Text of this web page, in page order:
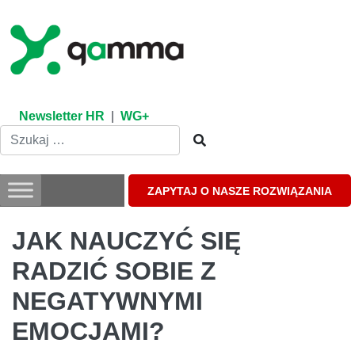
content
Newsletter HR WG+
ZAPYTAJ O NASZE ROZWIĄZANIA
JAK NAUCZYĆ SIĘ
RADZIĆ SOBIE Z
NEGATYWNYMI
EMOCJAMI?